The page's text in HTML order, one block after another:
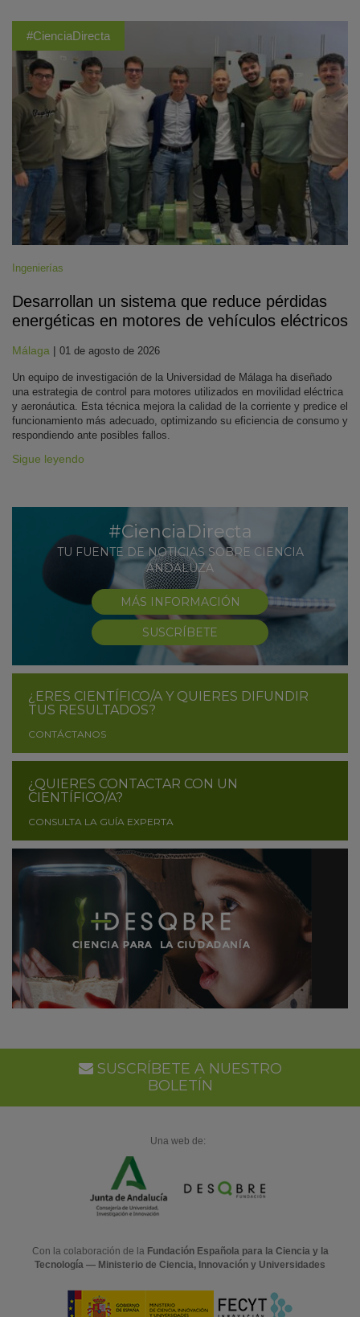
#CienciaDirecta
Ingenierías
Desarrollan un sistema que reduce pérdidas
energéticas en motores de vehículos eléctricos
Málaga | 01 de agosto de 2026
Un equipo de investigación de la Universidad de Málaga ha diseñado
una estrategia de control para motores utilizados en movilidad eléctrica
y aeronáutica. Esta técnica mejora la calidad de la corriente y predice el
funcionamiento más adecuado, optimizando su eficiencia de consumo y
respondiendo ante posibles fallos.
Sigue leyendo
#CienciaDirecta
TU FUENTE DE NOTICIAS SOBRE CIENCIA
ANDALUZA
MÁS INFORMACIÓN
SUSCRÍBETE
¿ERES CIENTÍFICO/A Y QUIERES DIFUNDIR
TUS RESULTADOS?
CONTÁCTANOS
¿QUIERES CONTACTAR CON UN
CIENTÍFICO/A?
CONSULTA LA GUÍA EXPERTA
SUSCRÍBETE A NUESTRO
BOLETÍN
Una web de:
Con la colaboración de la Fundación Española para la Ciencia y la
Tecnología — Ministerio de Ciencia, Innovación y Universidades